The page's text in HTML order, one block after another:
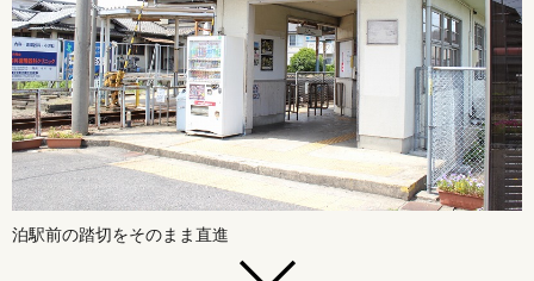
泊駅前の踏切をそのまま直進